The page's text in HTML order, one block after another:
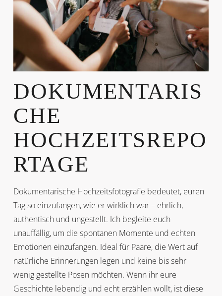
DOKUMENTARIS
CHE
HOCHZEITSREPO
RTAGE
Dokumentarische Hochzeitsfotografie bedeutet, euren
Tag so einzufangen, wie er wirklich war – ehrlich,
authentisch und ungestellt. Ich begleite euch
unauffällig, um die spontanen Momente und echten
Emotionen einzufangen. Ideal für Paare, die Wert auf
natürliche Erinnerungen legen und keine bis sehr
wenig gestellte Posen möchten. Wenn ihr eure
Geschichte lebendig und echt erzählen wollt, ist diese